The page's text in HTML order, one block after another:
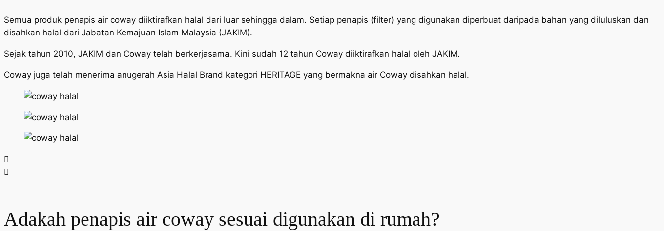
Semua produk penapis air coway diiktirafkan halal dari luar sehingga dalam. Setiap penapis (filter) yang digunakan diperbuat daripada bahan yang diluluskan dan
disahkan halal dari Jabatan Kemajuan Islam Malaysia (JAKIM).
Sejak tahun 2010, JAKIM dan Coway telah berkerjasama. Kini sudah 12 tahun Coway diiktirafkan halal oleh JAKIM.
Coway juga telah menerima anugerah Asia Halal Brand kategori HERITAGE yang bermakna air Coway disahkan halal.
Adakah penapis air coway sesuai digunakan di rumah?